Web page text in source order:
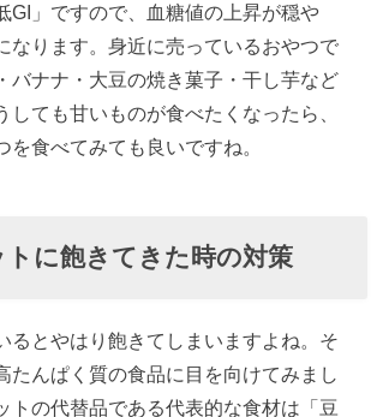
GI」ですので、血糖値の上昇が穏や
なります。身近に売っているおやつで
バナナ・大豆の焼き菓子・干し芋など
しても甘いものが食べたくなったら、
を食べてみても良いですね。
に飽きてきた時の対策
るとやはり飽きてしまいますよね。そ
たんぱく質の食品に目を向けてみまし
トの代替品である代表的な食材は「豆